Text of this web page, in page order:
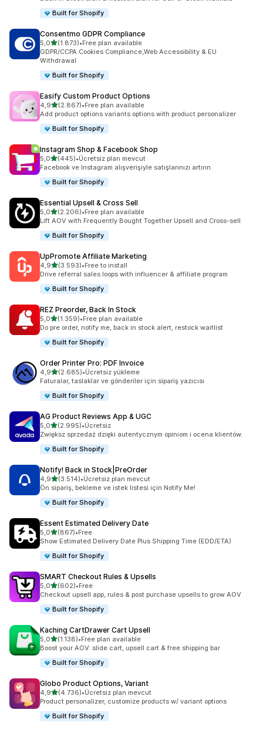
Built for Shopify
Consentmo GDPR Compliance
5,05 yıldız üzerinden
(1.873)
toplam 1873 değerlendirme
•Free plan available
GDPR/CCPA Cookies Compliance,Web Accessibility & EU
Withdrawal
Built for Shopify
Easify Custom Product Options
4,95 yıldız üzerinden
(2.867)
toplam 2867 değerlendirme
•Free plan available
Add product options variants options with product personalizer
Built for Shopify
Instagram Shop & Facebook Shop
5,05 yıldız üzerinden
(445)
toplam 445 değerlendirme
•Ücretsiz plan mevcut
Facebook ve Instagram alışverişiyle satışlarınızı artırın.
Built for Shopify
Essential Upsell & Cross Sell
5,05 yıldız üzerinden
(2.206)
toplam 2206 değerlendirme
•Free plan available
Lift AOV with Frequently Bought Together Upsell and Cross-sell
Built for Shopify
UpPromote Affiliate Marketing
4,95 yıldız üzerinden
(3.593)
toplam 3593 değerlendirme
•Free to install
Drive referral sales loops with influencer & affiliate program
Built for Shopify
REZ Preorder, Back In Stock
5,05 yıldız üzerinden
(1.359)
toplam 1359 değerlendirme
•Free plan available
Do pre order, notify me, back in stock alert, restock waitlist
Built for Shopify
Order Printer Pro: PDF Invoice
4,95 yıldız üzerinden
(2.685)
toplam 2685 değerlendirme
•Ücretsiz yükleme
Faturalar, taslaklar ve gönderiler için sipariş yazıcısı
Built for Shopify
AG Product Reviews App & UGC
5,05 yıldız üzerinden
(2.995)
toplam 2995 değerlendirme
•Ücretsiz
Zwiększ sprzedaż dzięki autentycznym opiniom i ocena klientów.
Built for Shopify
Notify! Back in Stock|PreOrder
4,95 yıldız üzerinden
(3.514)
toplam 3514 değerlendirme
•Ücretsiz plan mevcut
Ön sipariş, bekleme ve istek listesi için Notify Me!
Built for Shopify
Essent Estimated Delivery Date
5,05 yıldız üzerinden
(867)
toplam 867 değerlendirme
•Free
Show Estimated Delivery Date Plus Shipping Time (EDD/ETA)
Built for Shopify
SMART Checkout Rules & Upsells
5,05 yıldız üzerinden
(602)
toplam 602 değerlendirme
•Free
Checkout upsell app, rules & post purchase upsells to grow AOV
Built for Shopify
Kaching CartDrawer Cart Upsell
5,05 yıldız üzerinden
(1.138)
toplam 1138 değerlendirme
•Free plan available
Boost your AOV: slide cart, upsell cart & free shipping bar
Built for Shopify
Globo Product Options, Variant
4,95 yıldız üzerinden
(4.736)
toplam 4736 değerlendirme
•Ücretsiz plan mevcut
Product personalizer, customize products w/ variant options
Built for Shopify